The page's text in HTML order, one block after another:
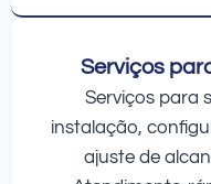
Serviços
Serviços para
instalação,
ajuste de